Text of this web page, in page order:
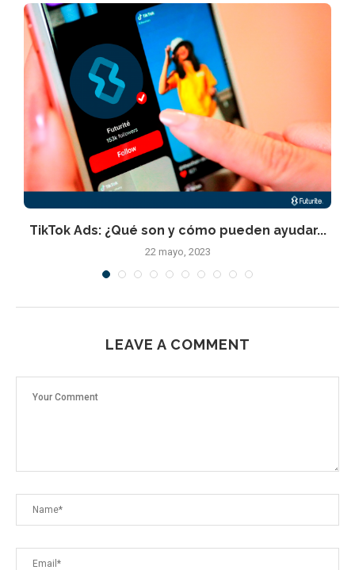
TikTok Ads: ¿Qué son y cómo pueden ayudar...
22 mayo, 2023
LEAVE A COMMENT